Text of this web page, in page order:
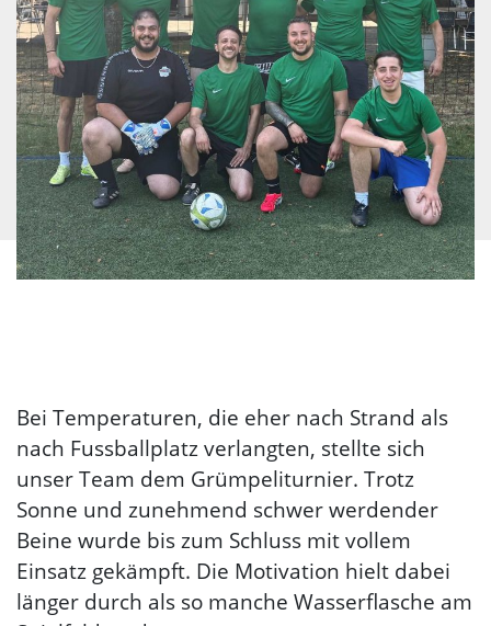
Bei Temperaturen, die eher nach Strand als
nach Fussballplatz verlangten, stellte sich
unser Team dem Grümpeliturnier. Trotz
Sonne und zunehmend schwer werdender
Beine wurde bis zum Schluss mit vollem
Einsatz gekämpft. Die Motivation hielt dabei
länger durch als so manche Wasserflasche am